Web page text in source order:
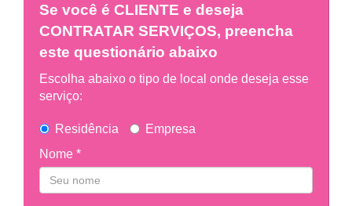
Se você é CLIENTE e deseja
CONTRATAR SERVIÇOS, preencha
este questionário abaixo
Escolha abaixo o tipo de local onde deseja esse
serviço:
Residência
Empresa
Nome *